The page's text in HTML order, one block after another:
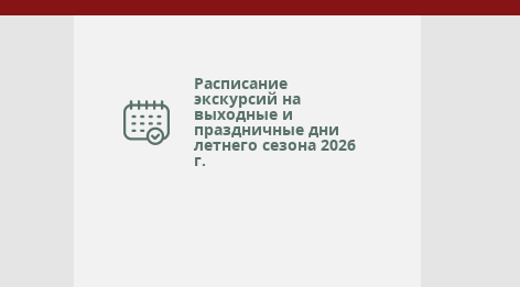
Расписание
экскурсий на
выходные и
праздничные дни
летнего сезона 2026
г.